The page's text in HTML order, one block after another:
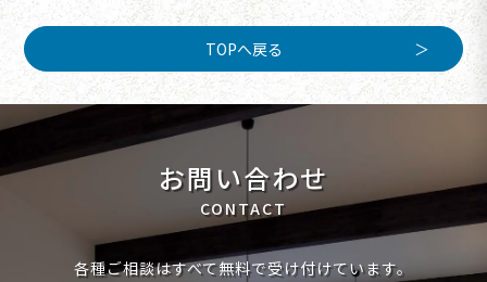
TOPへ戻る
お問い合わせ
CONTACT
各種ご相談はすべて無料で受け付けています。